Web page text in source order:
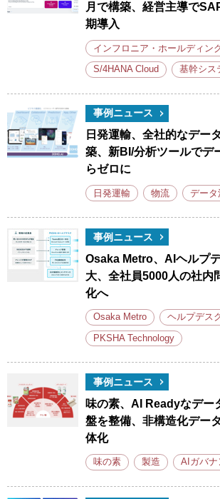
月で構築、経営主導で
期導入
インフロニア・ホールディン
S/4HANA Cloud 基幹シス
事例ニュース
日発運輸、全社的なデー
築、新BI/分析ツールでデ
らゼロに
日発運輸 物流 データ
事例ニュース
Osaka Metro、AIヘルプ
大、全社員5000人の社内
化へ
Osaka Metro ヘルプデス
PKSHA Technology
事例ニュース
味の素、AI Readyなデー
盤を整備、非構造化デー
体化
味の素 製造 AIガバナ